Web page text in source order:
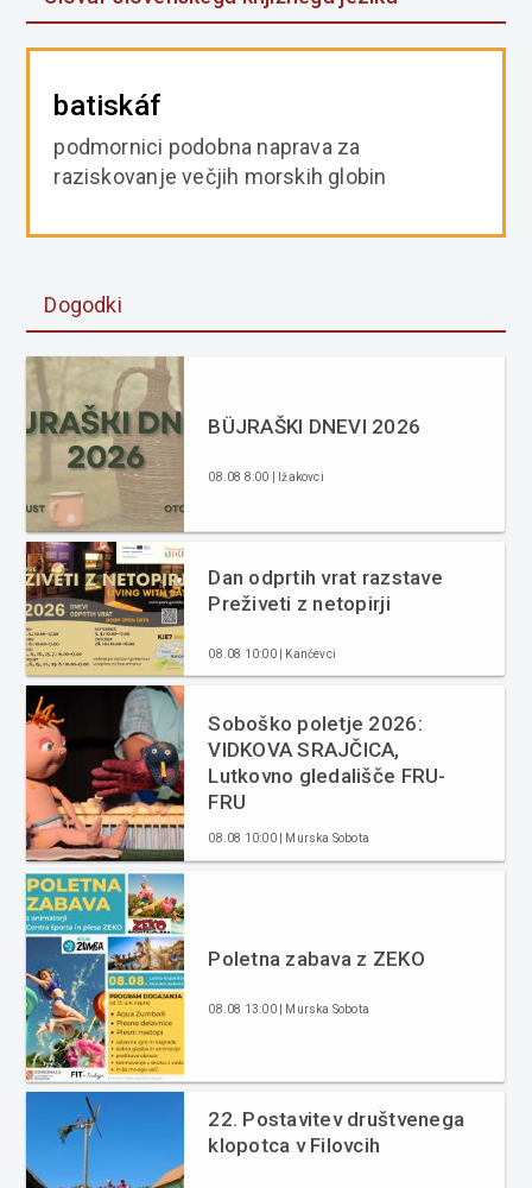
batiskáf
podmornici podobna naprava za
raziskovanje večjih morskih globin
Dogodki
BÜJRAŠKI DNEVI 2026
08.08 8:00 | Ižakovci
Dan odprtih vrat razstave
Preživeti z netopirji
08.08 10:00 | Kančevci
Soboško poletje 2026:
VIDKOVA SRAJČICA,
Lutkovno gledališče FRU-
FRU
08.08 10:00 | Murska Sobota
Poletna zabava z ZEKO
08.08 13:00 | Murska Sobota
22. Postavitev društvenega
klopotca v Filovcih